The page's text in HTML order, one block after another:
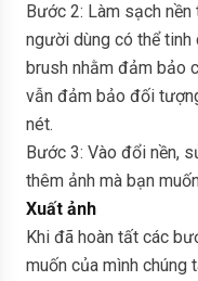
Bước 2: Làm sạch
người dùng có thể tinh
brush nhằm đảm bảo
vẫn đảm bảo đối
nét.
Bước 3: Vào đổi nền,
thêm ảnh mà bạn
Xuất ảnh
Khi đã hoàn tất các
muốn của mình chúng